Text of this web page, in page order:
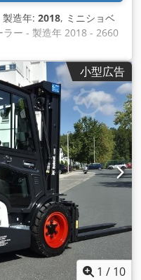
製造年: 2018, ミニショベ
ラー - 製造年 2018 - 2660
タ エンジン出力 15.3 (at
BCZ-2 燃料タイプ デ
リッター トルク 71.2
上高 532 mm 幅（トラ
320 mm トラック幅 重量
付き運転重量 3069 kg 運
kg 油圧システム ポンプ
力 290 bar 補助流量 48 l/
Rex Ah Djk 低速
後進） 4.6 km/h 能力 最
） 2890 mm 最大ダンプ
mm 地上での最大リーチ
ブーム掘削力（標準お
バケット掘削力 22200
ムピボット左 60 ブーム
料タンク容量 34.6 l
小型広告
1 / 10